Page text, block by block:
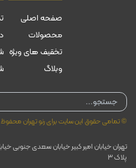
صفحه اصلی
محصولات
تخقیف های ویژه
وبلاگ
Products
search
© تمامی حقوق این سایت برای رنو تهران
تهران خیابان امیر کبیر خیابان سعدی جنوبی
پلاک ۳